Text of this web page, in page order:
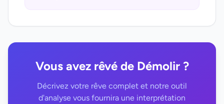
Vous avez rêvé de Démolir ?
Décrivez votre rêve complet et notre outil
d'analyse vous fournira une interprétation